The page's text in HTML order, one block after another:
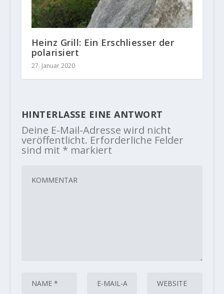
Heinz Grill: Ein Erschliesser der
polarisiert
27. Januar 2020
HINTERLASSE EINE ANTWORT
Deine E-Mail-Adresse wird nicht
veröffentlicht. Erforderliche Felder
sind mit * markiert